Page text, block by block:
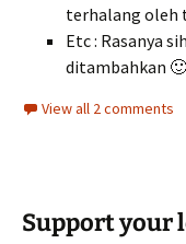
terhalang oleh
Etc : Rasanya
ditambahkan 🙂
View all 2 comments
Support your